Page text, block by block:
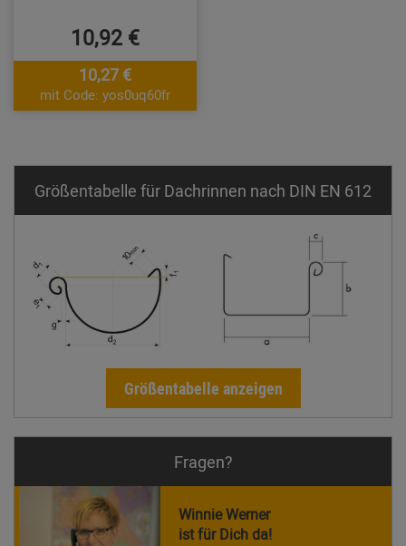
10,92 €
10,27 €
mit Code: yos0uq60fr
Größentabelle für Dachrinnen nach DIN EN 612
Größentabelle anzeigen
Fragen?
Winnie Werner
ist für Dich da!